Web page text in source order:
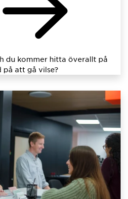
du kommer hitta överallt på
på att gå vilse?